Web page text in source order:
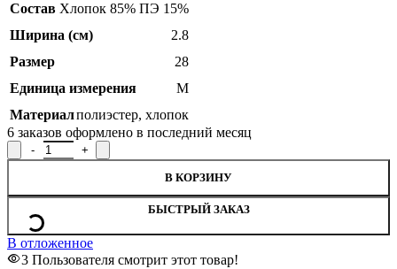
Состав Хлопок 85% ПЭ 15%
Ширина (см)
2.8
Размер
28
Единица измерения
М
Материалполиэстер, хлопок
6 заказов оформлено в последний месяц
Количество товара Кружево 11С2555-Г50, ширина 2,8 см
В КОРЗИНУ
БЫСТРЫЙ ЗАКАЗ
В отложенное
3 Пользователя смотрит этот товар!